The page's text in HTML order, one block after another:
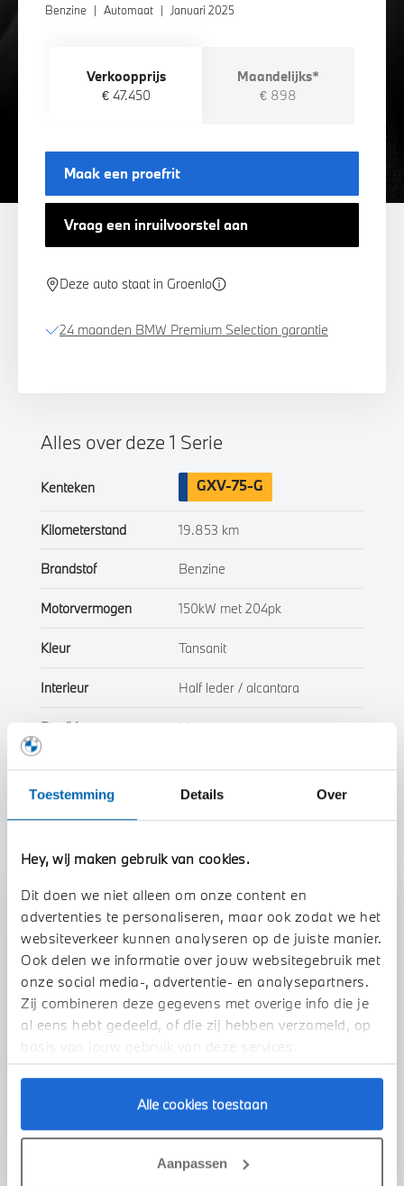
Toestemming Details Over
Hey, wij maken gebruik van cookies.
Dit doen we niet alleen om onze content en
advertenties te personaliseren, maar ook zodat we het
websiteverkeer kunnen analyseren op de juiste manier.
Ook delen we informatie over jouw websitegebruik met
onze social media-, advertentie- en analysepartners.
Zij combineren deze gegevens met overige info die je
al eens hebt gedeeld, of die zij hebben verzameld, op
basis van jouw gebruik van deze services.
Alle cookies toestaan
Aanpassen
Benzine | Automaat | Januari 2025
Verkoopprijs
€ 47.450
Maandelijks*
€ 898
Maak een proefrit
Vraag een inruilvoorstel aan
Deze auto staat in Groenlo
24 maanden BMW Premium Selection garantie
Uw auto inruilen?
Voorstel aanvragen
Alles over deze 1 Serie
Kenteken GXV-75-G
Kilometerstand 19.853 km
Brandstof Benzine
Motorvermogen 150kW met 204pk
Kleur Tansanit
Interieur Half leder / alcantara
Btw/Marge Marge
Toon alle eigenschappen